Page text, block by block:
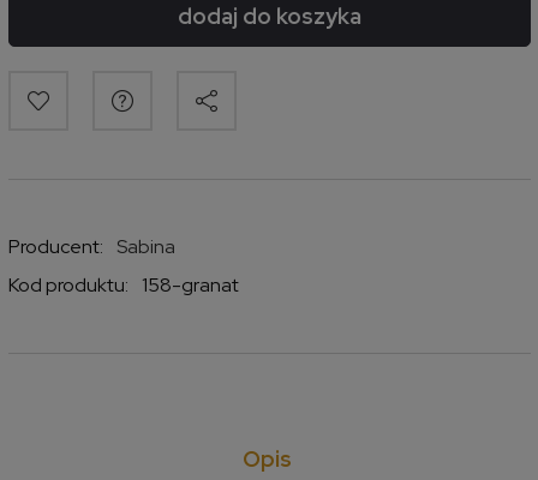
dodaj do koszyka
Producent:
Sabina
Kod produktu:
158-granat
Opis